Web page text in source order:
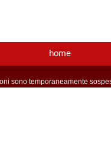
home
sono temporaneamente